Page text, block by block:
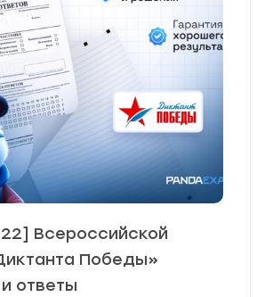
Всероссийской
Победы»
ответы